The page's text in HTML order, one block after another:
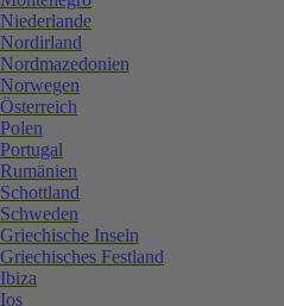
Niederlande
Nordirland
Nordmazedonien
Norwegen
Österreich
Polen
Portugal
Rumänien
Schottland
Schweden
Griechische Inseln
Griechisches Festland
Ibiza
Ios